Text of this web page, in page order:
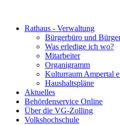
Rathaus - Verwaltung
Bürgerbüro und
Was erledige ich wo?
Mitarbeiter
Organigramm
Kulturraum Ampertal
Haushaltspläne
Aktuelles
Behördenservice Online
Über die VG-Zolling
Volkshochschule